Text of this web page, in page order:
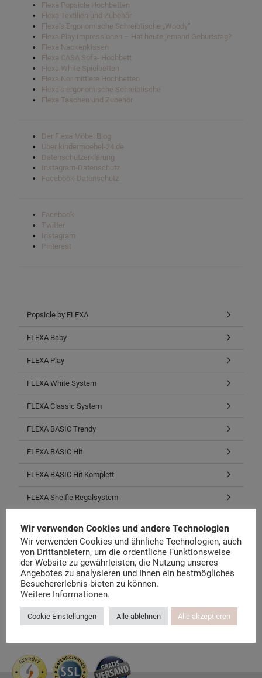
Flexa Popsicle Hochbetten
Flexa Textilien und Zubehör
Flexa’s Ergonomische Schreibtische „Woody“
Flexa Play Impressionen – Hat heute jemand Geburtstag?
Flexa Nackenkissen
Flexa CASA Sofa- Hochbett
Flexa White Spielbetten
Flexa Nor mittlere Hochbetten
Flexa’s ergonomische Schreibtische
Flexa Taschen und Zubehör
Der Flexa Möbel Blog
Über kindermoebel-24.de
Datenschutzerklärung
Instagram-Datenschutz
Facebook-Datenschutz
Facebook
Twitter
Instagram
Pinterest
Popsicle by FLEXA
FLEXA Baby
FLEXA Play
FLEXA White System
FLEXA Classic System
FLEXA BASIC Trendy
FLEXA BASIC Hit
FLEXA BASIC Hit Komplett
FLEXA Shelfie Regalsystem
FLEXA Schreibtische & Stühle
Matratzen, Roste, Bezüge
Stoffe, Bettwäsche, Zubehör
Restposten, B-Waren, E-Teile
Wir verwenden Cookies und andere Technologien
Wir verwenden Cookies und ähnliche Technologien, auch
von Drittanbietern, um die ordentliche Funktionsweise
der Website zu gewährleisten, die Nutzung unseres
Angebotes zu analysieren und Ihnen ein bestmögliches
Besuchererlebnis bieten zu können.
Weitere Informationen.
Cookie Einstellungen Alle ablehnen Alle akzeptieren